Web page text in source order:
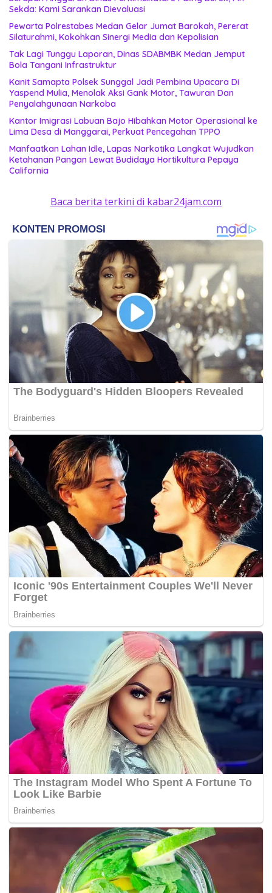
Sekda: Kami Sarankan Dievaluasi
Pewarta Polrestabes Medan Gelar Jumat Barokah, Pererat
Silaturahmi, Kokohkan Sinergi Media dan Kepolisian
Tak Lagi Tunggu Laporan, Dinas SDABMBK Medan Jemput
Bola Tangani Infrastruktur
Kanit Samapta Polsek Sunggal Jadi Pembina Upacara Di
Yaspend Mulia, Menolak Aksi Gank Motor, Tawuran Dan
Penyalahgunaan Narkoba
Kantor Imigrasi Labuan Bajo Hibahkan Motor Operasional ke
Lima Desa di Manggarai, Perkuat Pencegahan TPPO
Manfaatkan Lahan Idle, Lapas Narkotika Langkat Wujudkan
Ketahanan Pangan Lewat Budidaya Hortikultura Pepaya
California
Baca berita terkini di kabar24jam.com